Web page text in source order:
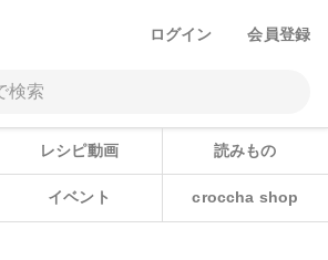
ログイン 会員登録
レシピ動画 読みもの
イベント croccha shop